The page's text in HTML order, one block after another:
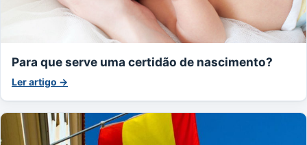
Para que serve uma certidão de nascimento?
Ler artigo →